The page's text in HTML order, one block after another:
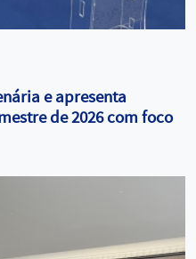
e apresenta
de 2026 com foco